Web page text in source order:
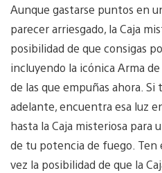
Aunque gastarse puntos en
parecer arriesgado, la Caja
posibilidad de que consigas
incluyendo la icónica Arma de
de las que empuñas ahora.
adelante, encuentra esa luz
hasta la Caja misteriosa para
de tu potencia de fuego.
vez la posibilidad de que la